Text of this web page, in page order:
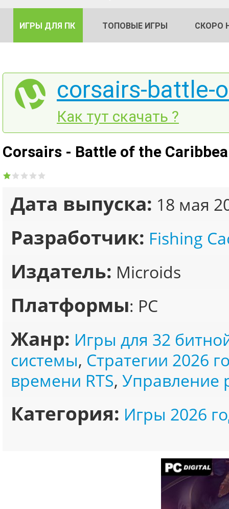
ИГРЫ ДЛЯ ПК ТОПОВЫЕ ИГРЫ СКОРО
corsairs-battle-
Как тут скачать ?
Corsairs - Battle of the
Дата выпуска: 18 мая
Разработчик: Fishing
Издатель: Microids
Платформы: PC
Жанр: Игры для 32
системы, Стратегии 2026
времени RTS, Управление
Категория: Игры 2026